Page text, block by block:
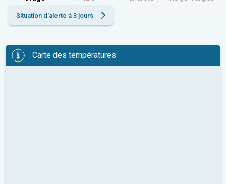
Situation d'alerte à 3 jours
Carte des températures